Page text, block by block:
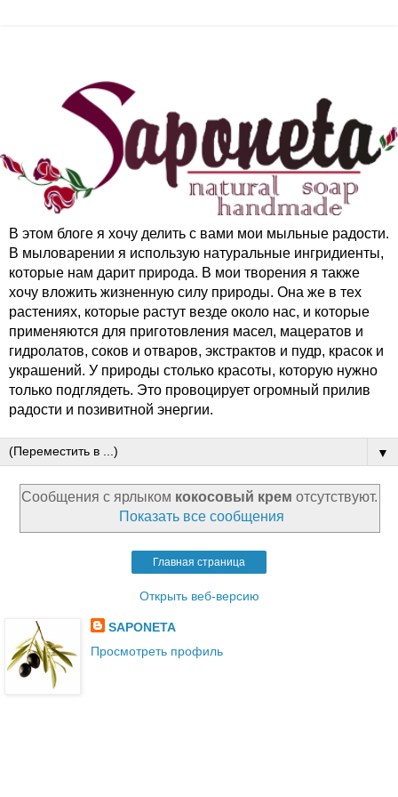
В этом блоге я хочу делить с вами мои мыльные радости.
В мыловарении я использую натуральные ингридиенты,
которые нам дарит природа. В мои творения я также
хочу вложить жизненную силу природы. Она же в тех
растениях, которые растут везде около нас, и которые
применяются для приготовления масел, мацератов и
гидролатов, соков и отваров, экстрактов и пудр, красок и
украшений. У природы столько красоты, которую нужно
только подглядеть. Это провоцирует огромный прилив
радости и позивитной энергии.
▼
Сообщения с ярлыком кокосовый крем отсутствуют.
Показать все сообщения
Главная страница
Открыть веб-версию
SAPONETA
Просмотреть профиль